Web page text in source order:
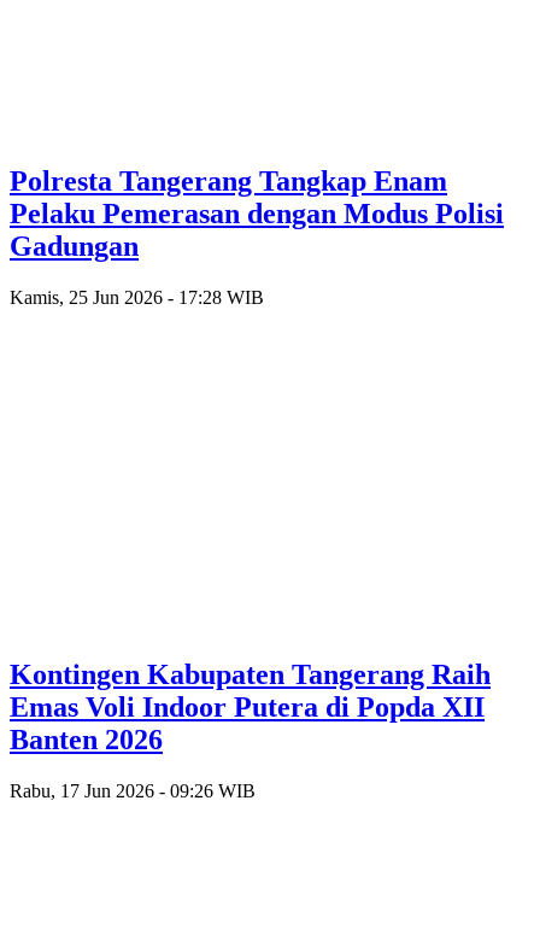
Polresta Tangerang Tangkap Enam
Pelaku Pemerasan dengan Modus Polisi
Gadungan
Kamis, 25 Jun 2026 - 17:28 WIB
Kontingen Kabupaten Tangerang Raih
Emas Voli Indoor Putera di Popda XII
Banten 2026
Rabu, 17 Jun 2026 - 09:26 WIB